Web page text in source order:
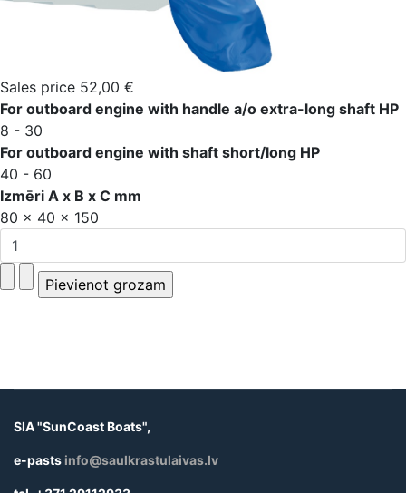
Sales price 52,00 €
For outboard engine with handle a/o extra-long shaft HP
8 - 30
For outboard engine with shaft short/long HP
40 - 60
Izmēri A x B x C mm
80 x 40 x 150
SIA "SunCoast Boats",
e-pasts info@saulkrastulaivas.lv